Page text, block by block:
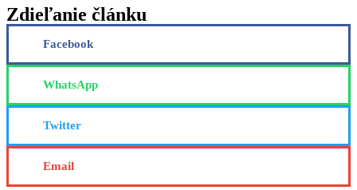
Zdieľanie článku
Facebook
WhatsApp
Twitter
Email